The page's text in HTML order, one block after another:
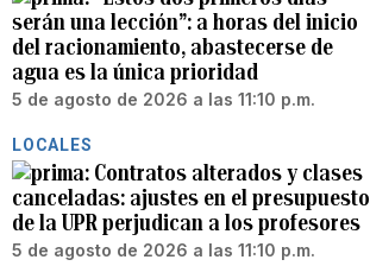
serán una lección”: a horas del inicio
del racionamiento, abastecerse de
agua es la única prioridad
5 de agosto de 2026 a las 11:10 p.m.
LOCALES
Contratos alterados y clases
canceladas: ajustes en el presupuesto
de la UPR perjudican a los profesores
5 de agosto de 2026 a las 11:10 p.m.